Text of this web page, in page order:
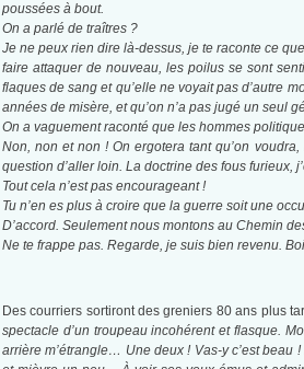
poussées à bout.
On a parlé de traîtres ?
Je ne peux rien dire là-dessus, je te raconte ce
faire attaquer de nouveau, les poilus se sont
flaques de sang et qu’elle ne voyait pas d’autre
années de misère, et qu’on n’a pas jugé un seul
On a vaguement raconté que les hommes
Non, non et non ! On ergotera tant qu’on
question d’aller loin. La doctrine des fous furieux,
Tout cela n’est pas encourageant !
Tu n’en es plus à croire que la guerre soit une
D’accord. Seulement nous montons au Chemin
Ne te frappe pas. Regarde, je suis bien revenu.
Des courriers sortiront des greniers 80 ans plus
spectacle d’un troupeau incohérent et flasque.
arrière m’étrangle… Une deux ! Vas-y c’est